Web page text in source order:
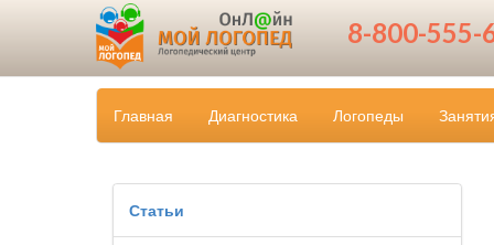
8-800-555-
Главная Диагностика Логопеды
Статьи